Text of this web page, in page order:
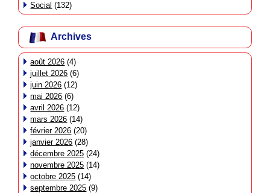
Social (132)
Archives
août 2026 (4)
juillet 2026 (6)
juin 2026 (12)
mai 2026 (6)
avril 2026 (12)
mars 2026 (14)
février 2026 (20)
janvier 2026 (28)
décembre 2025 (24)
novembre 2025 (14)
octobre 2025 (14)
septembre 2025 (9)